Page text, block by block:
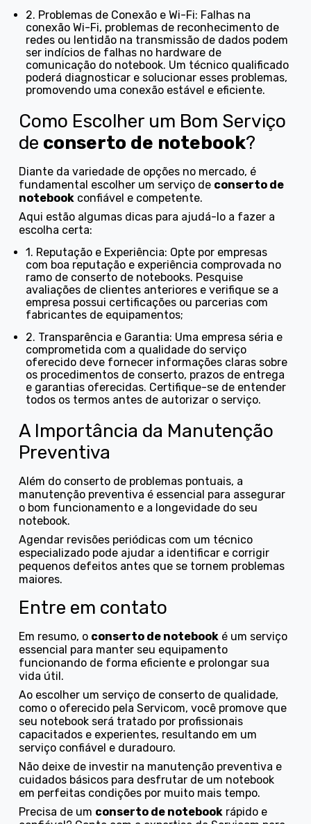
2. Problemas de Conexão e Wi-Fi: Falhas na
conexão Wi-Fi, problemas de reconhecimento de
redes ou lentidão na transmissão de dados podem
ser indícios de falhas no hardware de
comunicação do notebook. Um técnico qualificado
poderá diagnosticar e solucionar esses problemas,
promovendo uma conexão estável e eficiente.
Como Escolher um Bom Serviço
de conserto de notebook?
Diante da variedade de opções no mercado, é
fundamental escolher um serviço de conserto de
notebook confiável e competente.
Aqui estão algumas dicas para ajudá-lo a fazer a
escolha certa:
1. Reputação e Experiência: Opte por empresas
com boa reputação e experiência comprovada no
ramo de conserto de notebooks. Pesquise
avaliações de clientes anteriores e verifique se a
empresa possui certificações ou parcerias com
fabricantes de equipamentos;
2. Transparência e Garantia: Uma empresa séria e
comprometida com a qualidade do serviço
oferecido deve fornecer informações claras sobre
os procedimentos de conserto, prazos de entrega
e garantias oferecidas. Certifique-se de entender
todos os termos antes de autorizar o serviço.
A Importância da Manutenção
Preventiva
Além do conserto de problemas pontuais, a
manutenção preventiva é essencial para assegurar
o bom funcionamento e a longevidade do seu
notebook.
Agendar revisões periódicas com um técnico
especializado pode ajudar a identificar e corrigir
pequenos defeitos antes que se tornem problemas
maiores.
Entre em contato
Em resumo, o conserto de notebook é um serviço
essencial para manter seu equipamento
funcionando de forma eficiente e prolongar sua
vida útil.
Ao escolher um serviço de conserto de qualidade,
como o oferecido pela Servicom, você promove que
seu notebook será tratado por profissionais
capacitados e experientes, resultando em um
serviço confiável e duradouro.
Não deixe de investir na manutenção preventiva e
cuidados básicos para desfrutar de um notebook
em perfeitas condições por muito mais tempo.
Precisa de um conserto de notebook rápido e